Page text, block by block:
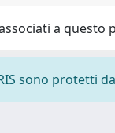
a questo
sono protetti